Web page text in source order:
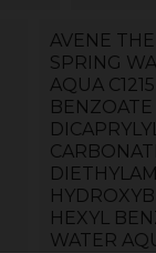
AVENE
SPRING
AQUA
BENZOATE
HEXYL
WATER